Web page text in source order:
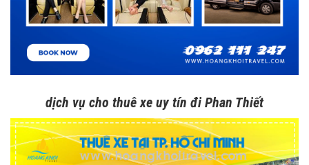
dịch vụ cho thuê xe uy tín đi Phan Thiết